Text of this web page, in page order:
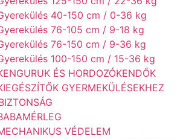
40-150 cm / 0-36 kg
76-105 cm / 9-18 kg
76-150 cm / 9-36 kg
100-150 cm / 15-36 kg
ÉS HORDOZÓKENDŐK
GYERMEKÜLÉSEKHEZ
VÉDELEM